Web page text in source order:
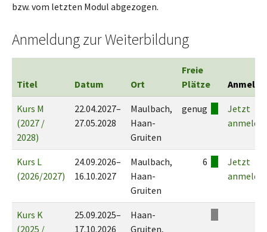
bzw. vom letzten Modul abgezogen.
Anmeldung zur Weiterbildung
Titel Datum Ort
Freie
Plätze
Kurs M
(2027 /
2028)
22.04.2027–
27.05.2028
Maulbach,
Haan-
Gruiten
genug
Jetzt
Kurs L
(2026/2027)
24.09.2026–
16.10.2027
Maulbach,
Haan-
Gruiten
6
Jetzt
Kurs K
(2025 /
25.09.2025–
17.10.2026
Haan-
Gruiten,